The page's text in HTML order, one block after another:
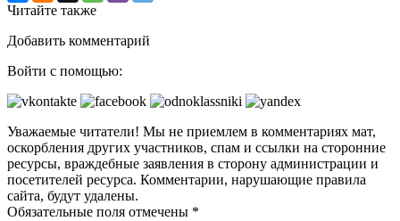
Читайте также
Добавить комментарий
Войти с помощью:
Уважаемые читатели! Мы не приемлем в комментариях мат,
оскорбления других участников, спам и ссылки на сторонние
ресурсы, враждебные заявления в сторону администрации и
посетителей ресурса. Комментарии, нарушающие правила
сайта, будут удалены.
Обязательные поля отмечены *